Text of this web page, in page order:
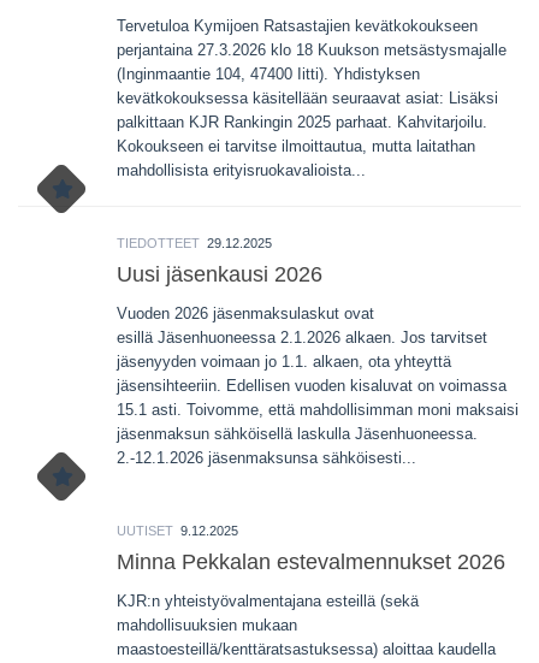
Tervetuloa Kymijoen Ratsastajien kevätkokoukseen
perjantaina 27.3.2026 klo 18 Kuukson metsästysmajalle
(Inginmaantie 104, 47400 Iitti). Yhdistyksen
kevätkokouksessa käsitellään seuraavat asiat: Lisäksi
palkittaan KJR Rankingin 2025 parhaat. Kahvitarjoilu.
Kokoukseen ei tarvitse ilmoittautua, mutta laitathan
mahdollisista erityisruokavalioista...
TIEDOTTEET 29.12.2025
Uusi jäsenkausi 2026
Vuoden 2026 jäsenmaksulaskut ovat
esillä Jäsenhuoneessa 2.1.2026 alkaen. Jos tarvitset
jäsenyyden voimaan jo 1.1. alkaen, ota yhteyttä
jäsensihteeriin. Edellisen vuoden kisaluvat on voimassa
15.1 asti. Toivomme, että mahdollisimman moni maksaisi
jäsenmaksun sähköisellä laskulla Jäsenhuoneessa.
2.-12.1.2026 jäsenmaksunsa sähköisesti...
UUTISET 9.12.2025
Minna Pekkalan estevalmennukset 2026
KJR:n yhteistyövalmentajana esteillä (sekä
mahdollisuuksien mukaan
maastoesteillä/kenttäratsastuksessa) aloittaa kaudella